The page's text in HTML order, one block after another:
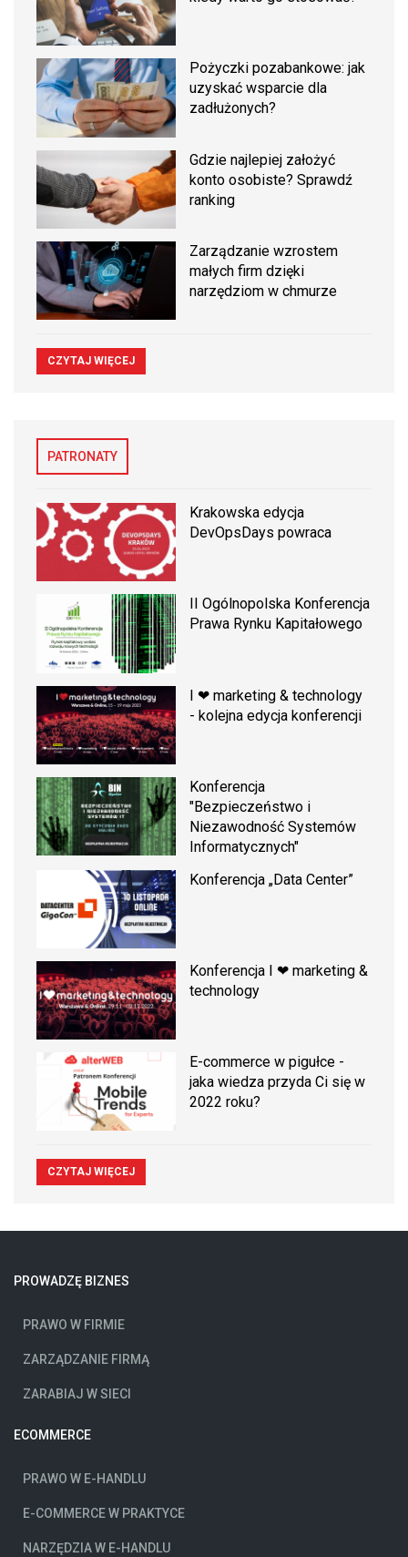
Pożyczki pozabankowe: jak
uzyskać wsparcie dla
zadłużonych?
Gdzie najlepiej założyć
konto osobiste? Sprawdź
ranking
Zarządzanie wzrostem
małych firm dzięki
narzędziom w chmurze
CZYTAJ WIĘCEJ
PATRONATY
Krakowska edycja
DevOpsDays powraca
II Ogólnopolska Konferencja
Prawa Rynku Kapitałowego
I ❤ marketing & technology
- kolejna edycja konferencji
Konferencja
"Bezpieczeństwo i
Niezawodność Systemów
Informatycznych"
Konferencja „Data Center”
Konferencja I ❤ marketing &
technology
E-commerce w pigułce -
jaka wiedza przyda Ci się w
2022 roku?
CZYTAJ WIĘCEJ
PROWADZĘ BIZNES
PRAWO W FIRMIE
ZARZĄDZANIE FIRMĄ
ZARABIAJ W SIECI
ECOMMERCE
PRAWO W E-HANDLU
E-COMMERCE W PRAKTYCE
NARZĘDZIA W E-HANDLU